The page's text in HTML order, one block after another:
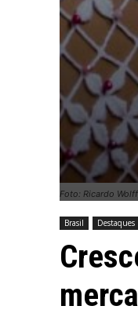
Foto: Ricardo
Brasil Destaques